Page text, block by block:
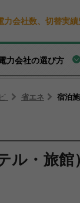
力会社数、切替実績
力会社の選び方
省エネ 宿泊
ル・旅